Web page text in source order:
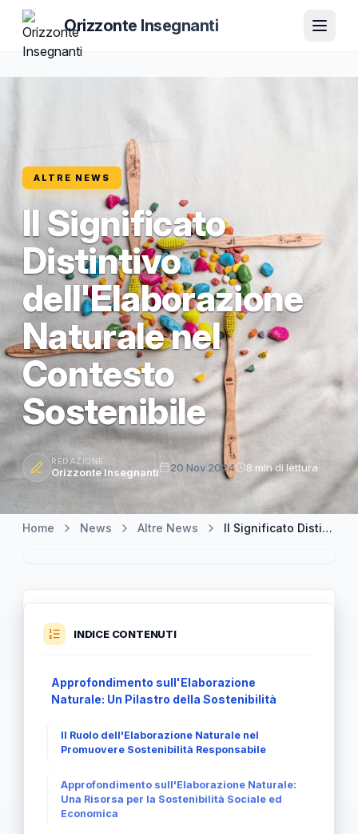
Orizzonte Insegnanti
ALTRE NEWS
Il Significato
Distintivo
dell'Elaborazione
Naturale nel
Contesto
Sostenibile
REDAZIONE
Orizzonte Insegnanti 20 Nov 2024 8 min di lettura
Home News Altre News Il Significato Distintivo dell'Elaborazione Naturale nel Contesto Sostenibile
INDICE CONTENUTI
Approfondimento sull'Elaborazione
Naturale: Un Pilastro della Sostenibilità
Il Ruolo dell'Elaborazione Naturale nel
Promuovere Sostenibilità Responsabile
Approfondimento sull'Elaborazione Naturale:
Una Risorsa per la Sostenibilità Sociale ed
Economica